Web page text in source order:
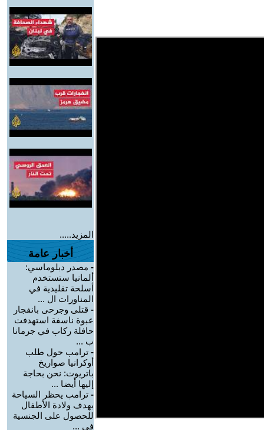
المزيد.....
أخبار عامة
- مصدر دبلوماسي:
ألمانيا ستستخدم
أسلحة تقليدية في
المناورات ال ...
- قتلى وجرحى بانفجار
عبوة ناسفة استهدفت
حافلة ركاب في جرمانا
ب ...
- ترامب حول طلب
أوكرانيا صواريخ
باتريوت: نحن بحاجة
إليها أيضا ...
- ترامب يحظر السياحة
بهدف ولادة الأطفال
للحصول على الجنسية
في ...